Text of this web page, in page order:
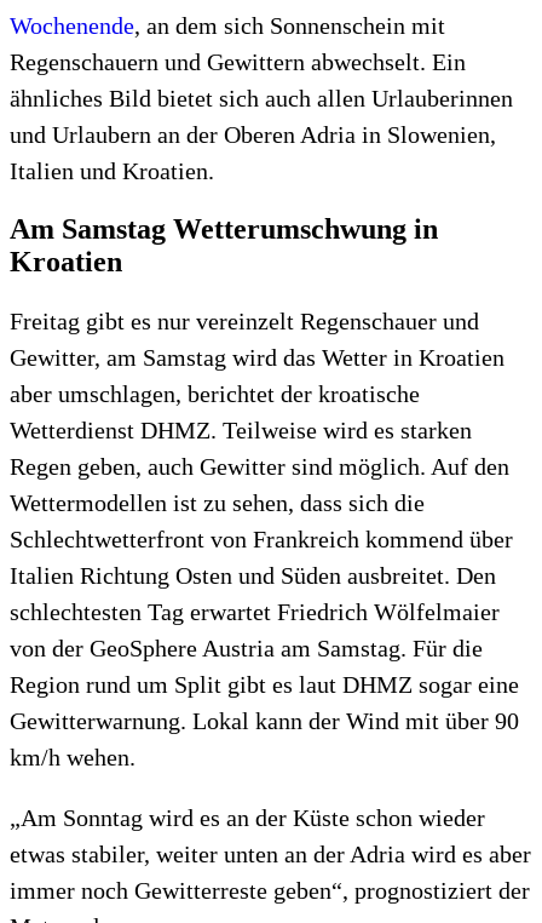
Wochenende, an dem sich Sonnenschein mit
Regenschauern und Gewittern abwechselt. Ein
ähnliches Bild bietet sich auch allen Urlauberinnen
und Urlaubern an der Oberen Adria in Slowenien,
Italien und Kroatien.
Am Samstag Wetterumschwung in
Kroatien
Freitag gibt es nur vereinzelt Regenschauer und
Gewitter, am Samstag wird das Wetter in Kroatien
aber umschlagen, berichtet der kroatische
Wetterdienst DHMZ. Teilweise wird es starken
Regen geben, auch Gewitter sind möglich. Auf den
Wettermodellen ist zu sehen, dass sich die
Schlechtwetterfront von Frankreich kommend über
Italien Richtung Osten und Süden ausbreitet. Den
schlechtesten Tag erwartet Friedrich Wölfelmaier
von der GeoSphere Austria am Samstag. Für die
Region rund um Split gibt es laut DHMZ sogar eine
Gewitterwarnung. Lokal kann der Wind mit über 90
km/h wehen.
„Am Sonntag wird es an der Küste schon wieder
etwas stabiler, weiter unten an der Adria wird es aber
immer noch Gewitterreste geben“, prognostiziert der